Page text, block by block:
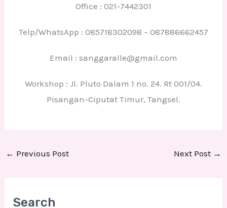
Office : 021-7442301
Telp/WhatsApp : 085718302098 – 087886662457
Email : sanggaralle@gmail.com
Workshop : Jl. Pluto Dalam 1 no. 24. Rt 001/04.
Pisangan-Ciputat Timur, Tangsel.
← Previous Post Next Post →
Search